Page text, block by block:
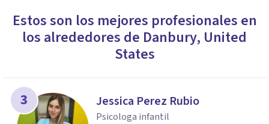
Estos son los mejores profesionales en
los alrededores de Danbury, United
States
3 Jessica Perez Rubio
Psicologa infantil